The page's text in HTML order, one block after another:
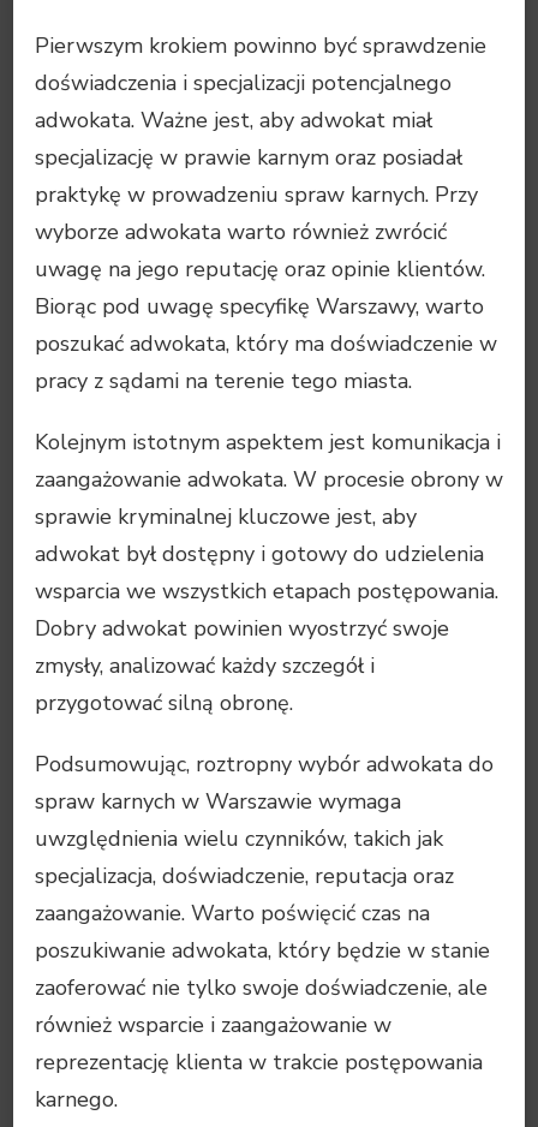
Pierwszym krokiem powinno być sprawdzenie
doświadczenia i specjalizacji potencjalnego
adwokata. Ważne jest, aby adwokat miał
specjalizację w prawie karnym oraz posiadał
praktykę w prowadzeniu spraw karnych. Przy
wyborze adwokata warto również zwrócić
uwagę na jego reputację oraz opinie klientów.
Biorąc pod uwagę specyfikę Warszawy, warto
poszukać adwokata, który ma doświadczenie w
pracy z sądami na terenie tego miasta.
Kolejnym istotnym aspektem jest komunikacja i
zaangażowanie adwokata. W procesie obrony w
sprawie kryminalnej kluczowe jest, aby
adwokat był dostępny i gotowy do udzielenia
wsparcia we wszystkich etapach postępowania.
Dobry adwokat powinien wyostrzyć swoje
zmysły, analizować każdy szczegół i
przygotować silną obronę.
Podsumowując, roztropny wybór adwokata do
spraw karnych w Warszawie wymaga
uwzględnienia wielu czynników, takich jak
specjalizacja, doświadczenie, reputacja oraz
zaangażowanie. Warto poświęcić czas na
poszukiwanie adwokata, który będzie w stanie
zaoferować nie tylko swoje doświadczenie, ale
również wsparcie i zaangażowanie w
reprezentację klienta w trakcie postępowania
karnego.